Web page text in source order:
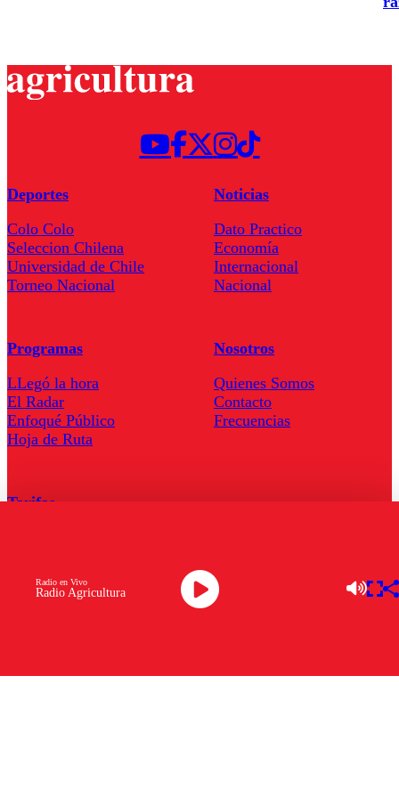
Radio Agricultura
Radio en Vivo
Deportes
Colo Colo
Seleccion Chilena
Universidad de Chile
Torneo Nacional
Noticias
Dato Practico
Economía
Internacional
Nacional
Programas
LLegó la hora
El Radar
Enfoqué Público
Hoja de Ruta
Nosotros
Quienes Somos
Contacto
Frecuencias
Tarifas
Descarga la APP